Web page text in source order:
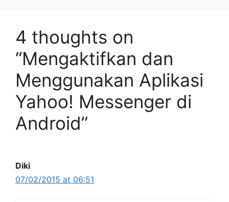
4 thoughts on
“Mengaktifkan dan
Menggunakan Aplikasi
Yahoo! Messenger di
Android”
Diki
07/02/2015 at 06:51